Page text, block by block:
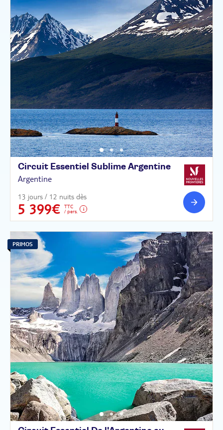
Circuit Essentiel Sublime Argentine
Argentine
13 jours / 12 nuits dès
5 399€
TTC
/ pers.
PRIMOS